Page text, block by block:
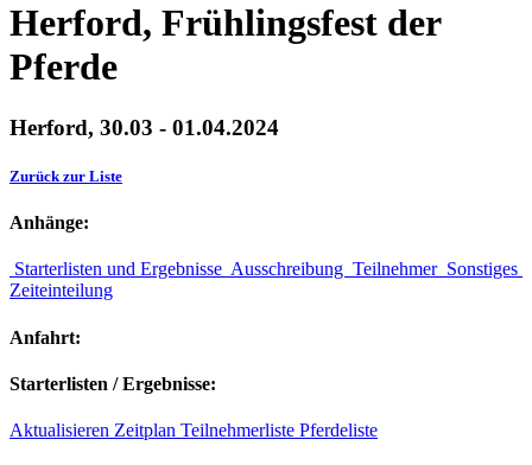
Herford, Frühlingsfest der
Pferde
Herford, 30.03 - 01.04.2024
Zurück zur Liste
Anhänge:
Starterlisten und Ergebnisse Ausschreibung Teilnehmer Sonstiges
Zeiteinteilung
Anfahrt:
Starterlisten / Ergebnisse:
Aktualisieren Zeitplan Teilnehmerliste Pferdeliste